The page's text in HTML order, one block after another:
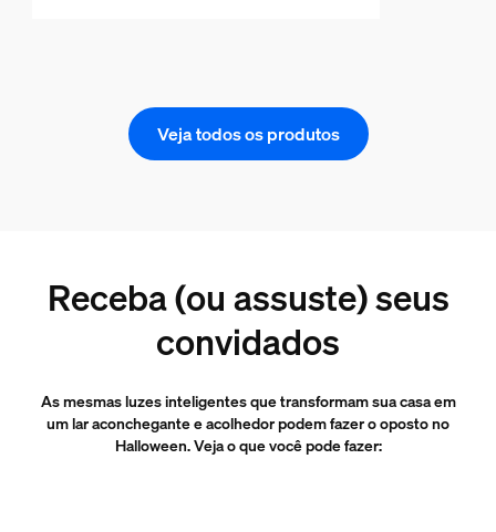
Veja todos os produtos
Receba (ou assuste) seus
convidados
As mesmas luzes inteligentes que transformam sua casa em
um lar aconchegante e acolhedor podem fazer o oposto no
Halloween. Veja o que você pode fazer: